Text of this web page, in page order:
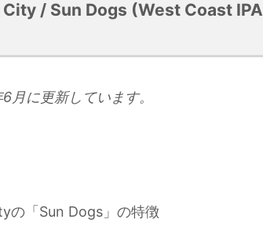
/ Sun Dogs (West Coast IPA
に更新しています。
の「Sun Dogs」の特徴